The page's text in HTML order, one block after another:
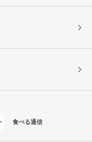
食べる通信